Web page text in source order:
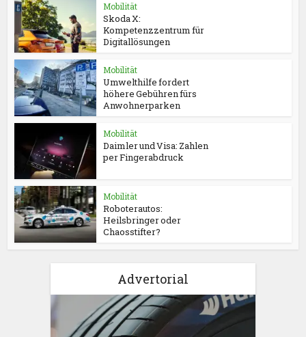
Mobilität
Skoda X:
Kompetenzzentrum für
Digitallösungen
Mobilität
Umwelthilfe fordert
höhere Gebühren fürs
Anwohnerparken
Mobilität
Daimler und Visa: Zahlen
per Fingerabdruck
Mobilität
Roboterautos:
Heilsbringer oder
Chaosstifter?
Advertorial